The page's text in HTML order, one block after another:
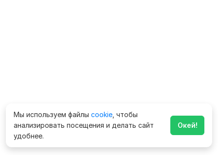
Мы используем файлы cookie , чтобы
анализировать посещения и делать сайт
удобнее.
Окей!